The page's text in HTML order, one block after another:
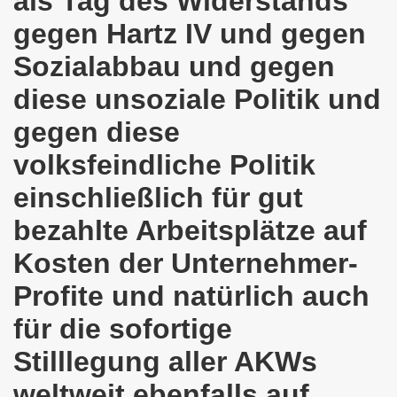
gegen Hartz IV und gegen
Sozialabbau und gegen
diese unsoziale Politik und
gegen diese
volksfeindliche Politik
einschließlich für gut
bezahlte Arbeitsplätze auf
Kosten der Unternehmer-
Profite und natürlich auch
für die sofortige
Stilllegung aller AKWs
Bewegung als Korrespondenz veröffentlicht von
solidarisiert sich am 10.07.2023 mit Jan
am 10.07.2023 auf dem Heinrich-König-
Bewegung Gelsenkirchen sagt am 12.06.2023 „Nein“
am 12.06.2023 um 17.30 Uhr auf dem
der Befreiung vom Hitler-Faschismus - aktiver
dem Heinrich-König-Platz als Kundgebungsplatz
am 13.03.2023 ruft auf: Aktiver Widerstand
solidarisch mit den Betroffenen am
am 13.02.2023: Aktiver Widerstand gegen